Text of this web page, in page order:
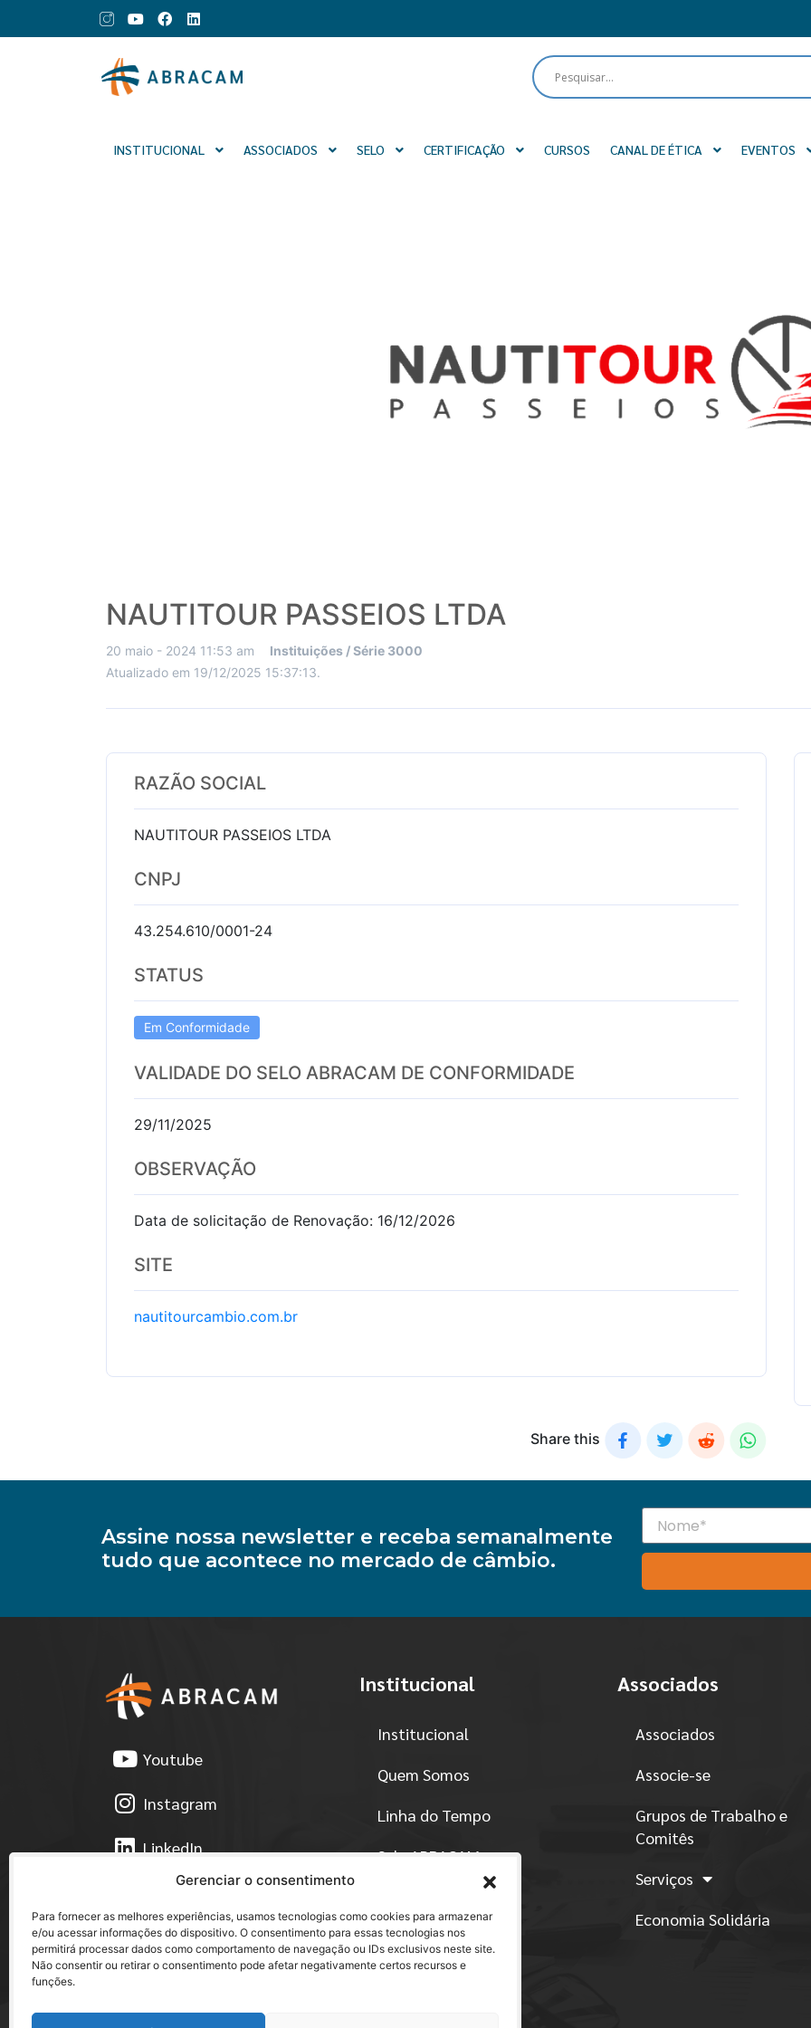
Gerenciar o consentimento
Para fornecer as melhores experiências, usamos tecnologias como cookies para armazenar
e/ou acessar informações do dispositivo. O consentimento para essas tecnologias nos
permitirá processar dados como comportamento de navegação ou IDs exclusivos neste site.
Não consentir ou retirar o consentimento pode afetar negativamente certos recursos e
funções.
INSTITUCIONAL ASSOCIADOS SELO CERTIFICAÇÃO CURSOS CANAL DE ÉTICA EVENTOS
NAUTITOUR PASSEIOS LTDA
20 maio - 2024 11:53 am
Instituições / Série 3000
Atualizado em 19/12/2025 15:37:13.
RAZÃO SOCIAL
NAUTITOUR PASSEIOS LTDA
CNPJ
43.254.610/0001-24
STATUS
Em Conformidade
VALIDADE DO SELO ABRACAM DE CONFORMIDADE
29/11/2025
OBSERVAÇÃO
Data de solicitação de Renovação: 16/12/2026
SITE
nautitourcambio.com.br
Share this
Assine nossa newsletter e receba semanalmente
tudo que acontece no mercado de câmbio.
Youtube
Instagram
LinkedIn
Facebook
Institucional
Institucional
Quem Somos
Linha do Tempo
Selo ABRACAM
Política de Conduta
Associados
Associados
Associe-se
Grupos de Trabalho e
Comitês
Serviços
Economia Solidária